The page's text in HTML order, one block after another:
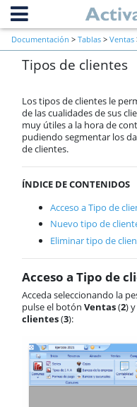
Información general
Primeros pasos a verificar al
de una empresa
Compras
Almacén
Cartera
Producción
Órdenes de trabajo
Calendario
Comunes
ActivaConnect
Business Intelligence
Funcionalidades comunes
Tablas
Ventas
Tipos de documentos
Tipos de clientes
Grupos de clientes
Estados O.T.
Tipos de categorías
Documentación > Tablas > Ventas
Tipos de clientes
Los tipos de clientes le
de las cualidades de sus
muy útiles a la hora de
pudiendo segmentar los
de clientes.
ÍNDICE DE CONTENIDOS
Acceso a Tipo de
Nuevo tipo de
Eliminar tipo de
Acceso a Tipo de
Acceda seleccionando la
pulse el botón Ventas(2)
clientes(3):